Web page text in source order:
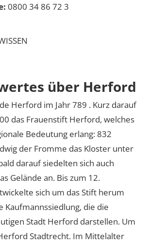
0800 34 86 72 3
über Herford
Herford im Jahr 789 . Kurz darauf
das Frauenstift Herford, welches
Bedeutung erlang: 832
der Fromme das Kloster unter
darauf siedelten sich auch
Gelände an. Bis zum 12.
sich um das Stift herum
Kaufmannssiedlung, die die
Stadt Herford darstellen. Um
Stadtrecht. Im Mittelalter